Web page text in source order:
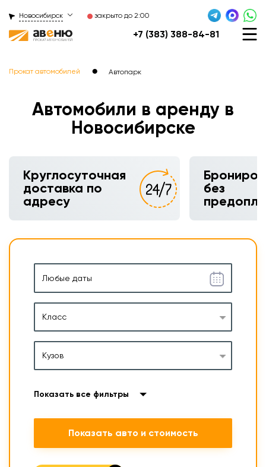
Новосибирск закрыто до 2:00
+7 (383) 388-84-81
Прокат автомобилей ● Автопарк
Автомобили в аренду в
Новосибирске
Круглосуточная
доставка по
адресу
без
Класс
Кузов
Показать все фильтры
Показать авто и стоимость